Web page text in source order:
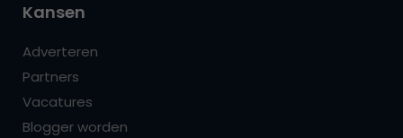
Kansen
Adverteren
Partners
Vacatures
Blogger worden